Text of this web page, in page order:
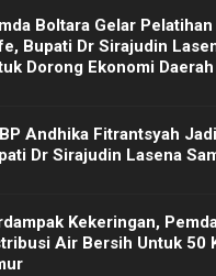
Boltara Gelar
Bupati Dr Sirajudin
Dorong Ekonomi Daerah
Andhika Fitrantsyah
Dr Sirajudin Lasena
Kekeringan,
Air Bersih Untuk 50